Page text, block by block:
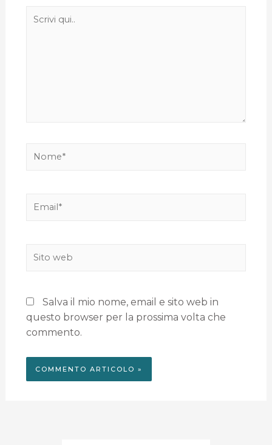
Salva il mio nome, email e sito web in
questo browser per la prossima volta che
commento.